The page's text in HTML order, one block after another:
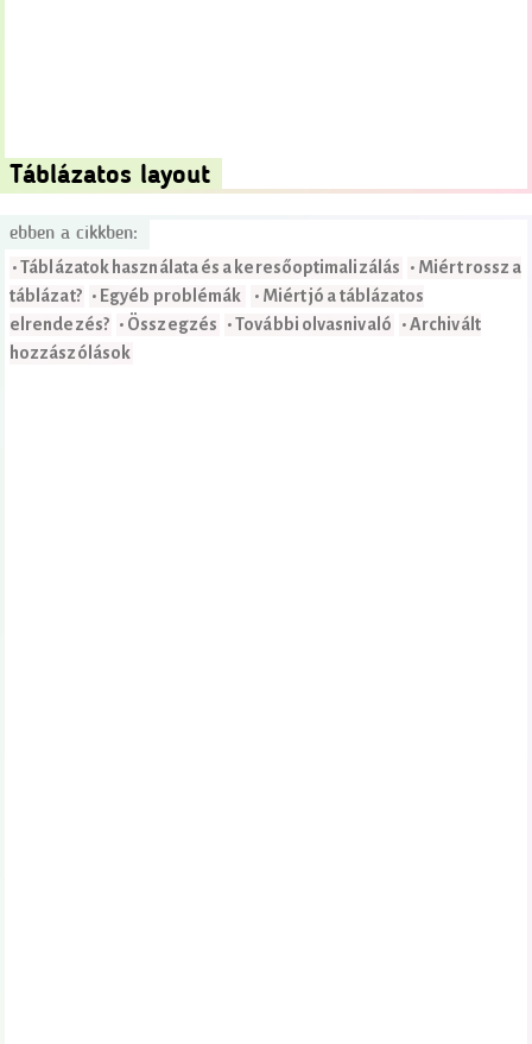
Táblázatos layout
ebben a cikkben:
• Táblázatok használata és a keresőoptimalizálás • Miért rossz a
táblázat? • Egyéb problémák
• Miért jó a táblázatos
elrendezés? • Összegzés • További olvasnivaló • Archivált
hozzászólások